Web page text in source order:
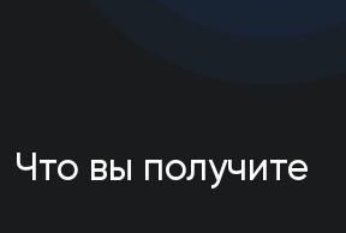
Что вы получите